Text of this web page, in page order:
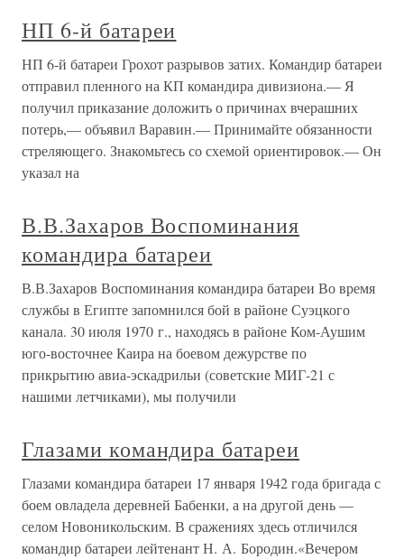
НП 6-й батареи
НП 6-й батареи Грохот разрывов затих. Командир батареи
отправил пленного на КП командира дивизиона.— Я
получил приказание доложить о причинах вчерашних
потерь,— объявил Варавин.— Принимайте обязанности
стреляющего. Знакомьтесь со схемой ориентировок.— Он
указал на
В.В.Захаров Воспоминания
командира батареи
В.В.Захаров Воспоминания командира батареи Во время
службы в Египте запомнился бой в районе Суэцкого
канала. 30 июля 1970 г., находясь в районе Ком-Аушим
юго-восточнее Каира на боевом дежурстве по
прикрытию авиа-эскадрильи (советские МИГ-21 с
нашими летчиками), мы получили
Глазами командира батареи
Глазами командира батареи 17 января 1942 года бригада с
боем овладела деревней Бабенки, а на другой день —
селом Новоникольским. В сражениях здесь отличился
командир батареи лейтенант Н. А. Бородин.«Вечером